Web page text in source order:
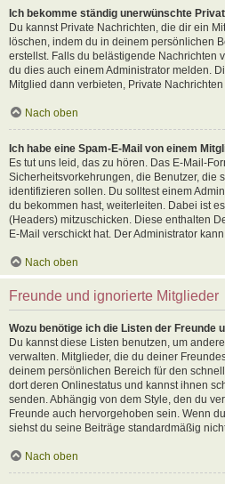
Ich bekomme ständig unerwünschte
Du kannst Private Nachrichten, die dir ein
löschen, indem du in deinem persönlichen
erstellst. Falls du belästigende Nachrichten
du dies auch einem Administrator melden.
Mitglied dann verbieten, Private Nachrichten
Nach oben
Ich habe eine Spam-E-Mail von einem
Es tut uns leid, das zu hören. Das E-Mail-
Sicherheitsvorkehrungen, die Benutzer, die
identifizieren sollen. Du solltest einem
du bekommen hast, weiterleiten. Dabei ist
(Headers) mitzuschicken. Diese enthalten
E-Mail verschickt hat. Der Administrator
Nach oben
Freunde und ignorierte Mitglieder
Wozu benötige ich die Listen der Freunde
Du kannst diese Listen benutzen, um
verwalten. Mitglieder, die du deiner
deinem persönlichen Bereich für den
dort deren Onlinestatus und kannst ihnen
senden. Abhängig von dem Style, den du
Freunde auch hervorgehoben sein. Wenn
siehst du seine Beiträge standardmäßig
Nach oben